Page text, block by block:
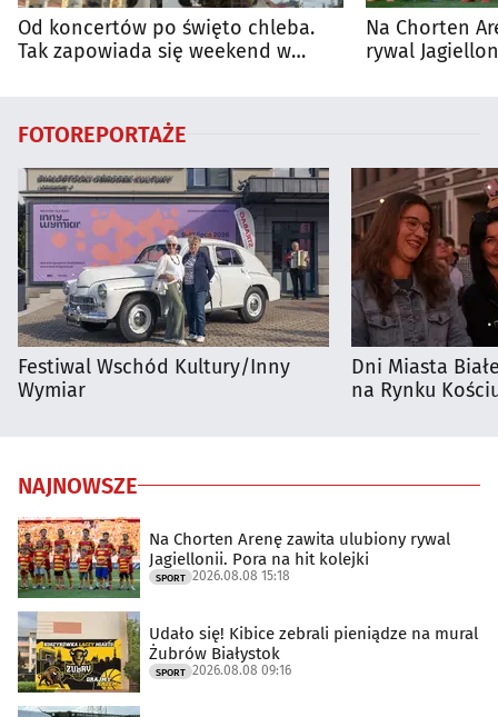
Od koncertów po święto chleba.
Tak zapowiada się weekend w
Na Chorten
rywal
FOTOREPORTAŻE
Festiwal Wschód Kultury/Inny
Wymiar
Dni Miasta
na Rynku
NAJNOWSZE
Na Chorten Arenę zawita ulubiony rywal
Jagiellonii. Pora na hit kolejki
SPORT 2026.08.08 15:18
Udało się! Kibice zebrali pieniądze na mural
Żubrów Białystok
SPORT 2026.08.08 09:16